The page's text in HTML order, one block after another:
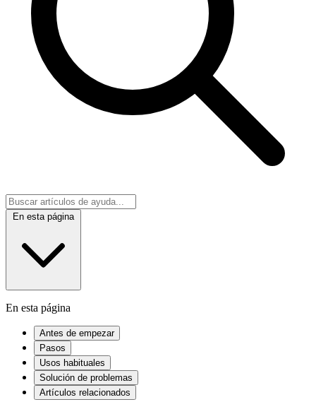
En esta página
En esta página
Antes de empezar
Pasos
Usos habituales
Solución de problemas
Artículos relacionados